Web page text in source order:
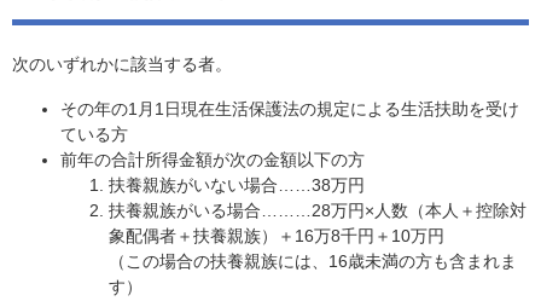
次のいずれかに該当する者。
その年の1月1日現在生活保護法の規定による生活扶助を受け
ている方
前年の合計所得金額が次の金額以下の方
扶養親族がいない場合……38万円
扶養親族がいる場合………28万円×人数（本人＋控除対
象配偶者＋扶養親族）＋16万8千円＋10万円
（この場合の扶養親族には、16歳未満の方も含まれま
す）